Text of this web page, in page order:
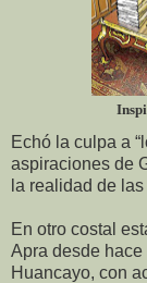
Echó la culpa a
aspiraciones de
la realidad de
En otro costal
Apra desde
Huancayo, con